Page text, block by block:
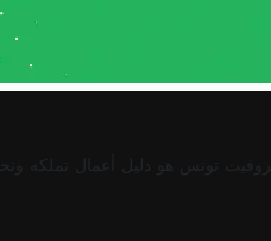
تروفيت تونس هو دليل أعمال تملكه